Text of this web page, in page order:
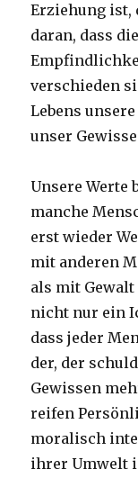
Erziehung ist,
daran, dass
verschieden
Lebens
unser
Unsere Werte
manche
erst wieder
mit anderen
als mit
nicht nur ein
dass jeder
der, der
Gewissen
reifen
moralisch
ihrer Umwelt